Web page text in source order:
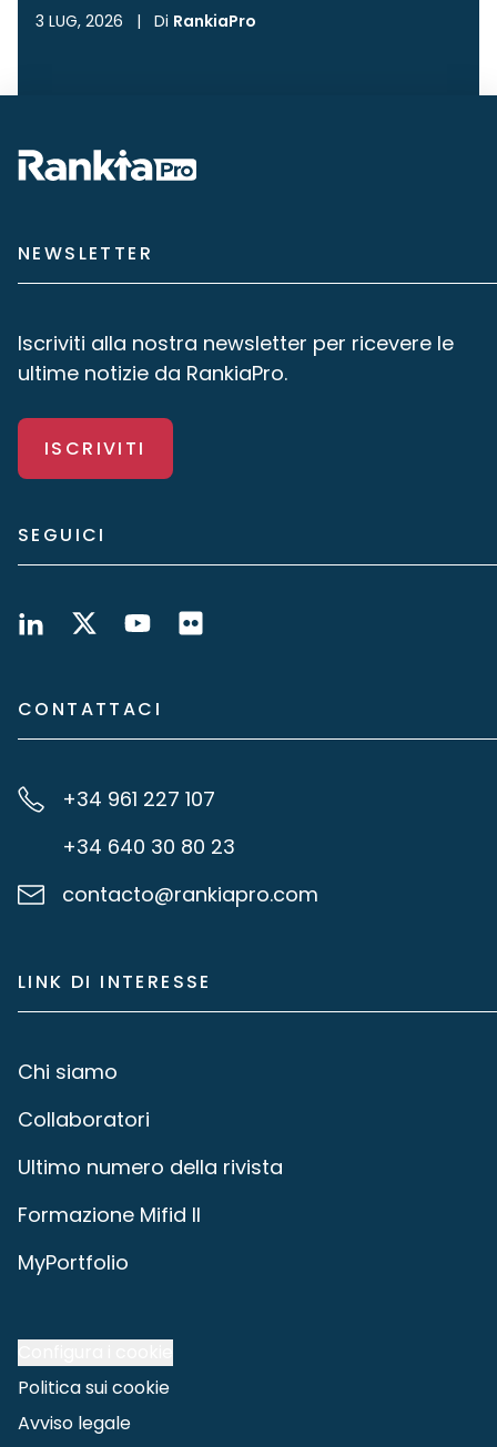
3 LUG, 2026 | Di RankiaPro
NEWSLETTER
Iscriviti alla nostra newsletter per ricevere le
ultime notizie da RankiaPro.
ISCRIVITI
SEGUICI
CONTATTACI
+34 961 227 107
+34 640 30 80 23
contacto@rankiapro.com
LINK DI INTERESSE
Chi siamo
Collaboratori
Ultimo numero della rivista
Formazione Mifid II
MyPortfolio
Politica sui cookie
Avviso legale